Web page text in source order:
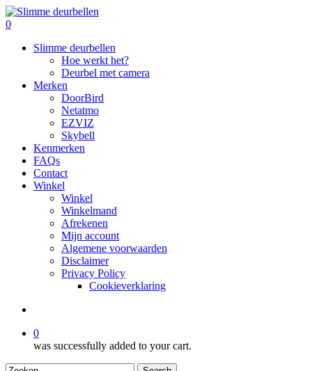
Skip
to
content
search
0
Slimme deurbellen
Hoe werkt het?
Deurbel met camera
Merken
DoorBird
Netatmo
EZVIZ
Skybell
Kenmerken
FAQs
Contact
Winkel
Winkel
Winkelmand
Afrekenen
Mijn account
Algemene voorwaarden
Disclaimer
Privacy Policy
Cookieverklaring
0
was successfully added to your cart.